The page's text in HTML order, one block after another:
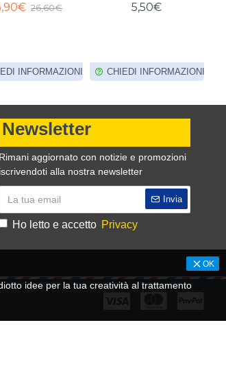
26,60€
INFORMAZIONI
5,50€
CHIEDI INFORMAZIONI
Newsletter
Rimani aggiornato con notizie e promozioni
iscrivendoti alla nostra newsletter
Invia
Ho letto e accetto Privacy
OK
idee per la tua creatività al trattamento